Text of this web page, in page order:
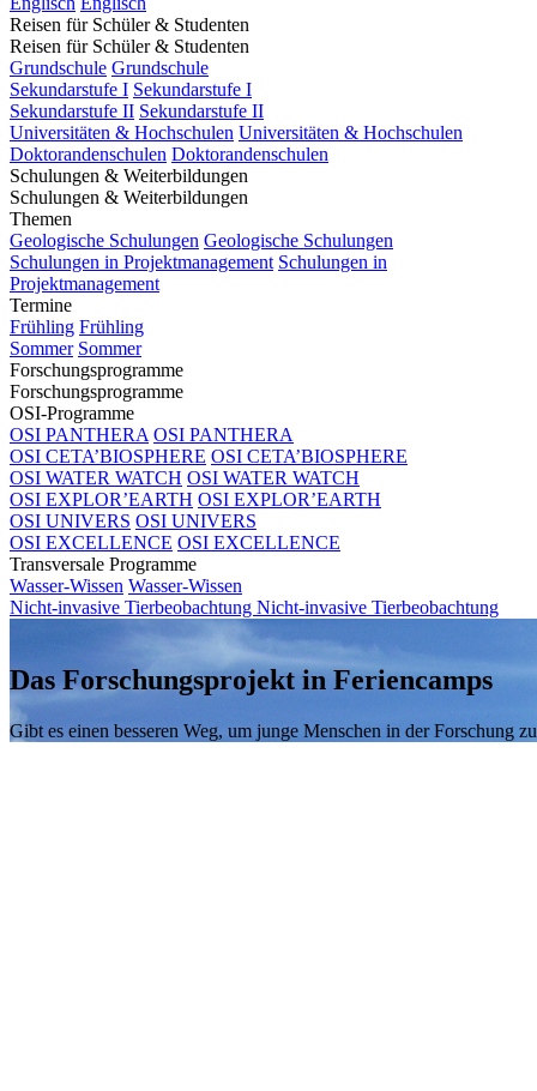
Reisen für Schüler & Studenten
Reisen für Schüler & Studenten
Grundschule Grundschule
Sekundarstufe I Sekundarstufe I
Sekundarstufe II Sekundarstufe II
Universitäten & Hochschulen Universitäten & Hochschulen
Doktorandenschulen Doktorandenschulen
Schulungen & Weiterbildungen
Schulungen & Weiterbildungen
Themen
Geologische Schulungen Geologische Schulungen
Schulungen in Projektmanagement Schulungen in
Projektmanagement
Termine
Frühling Frühling
Sommer Sommer
Forschungsprogramme
Forschungsprogramme
OSI-Programme
OSI PANTHERA OSI PANTHERA
OSI CETA’BIOSPHERE OSI CETA’BIOSPHERE
OSI WATER WATCH OSI WATER WATCH
OSI EXPLOR’EARTH OSI EXPLOR’EARTH
OSI UNIVERS OSI UNIVERS
OSI EXCELLENCE OSI EXCELLENCE
Transversale Programme
Wasser-Wissen Wasser-Wissen
Nicht-invasive Tierbeobachtung Nicht-invasive Tierbeobachtung
Das Forschungsprojekt in Feriencamps
Gibt es einen besseren Weg, um junge Menschen in der Forschung